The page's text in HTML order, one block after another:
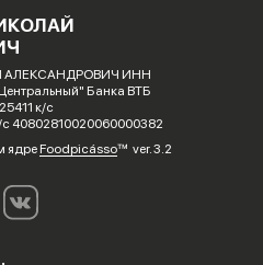
ИНН
Банка ВТБ
к/с
с 40802810020060000382
ядре Foodpicássover. 3.2